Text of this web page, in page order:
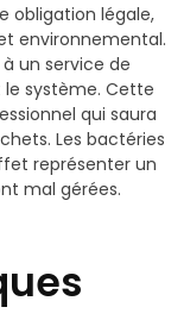
obligation légale,
environnemental.
un service de
système. Cette
qui saura
Les bactéries
représenter un
mal gérées.